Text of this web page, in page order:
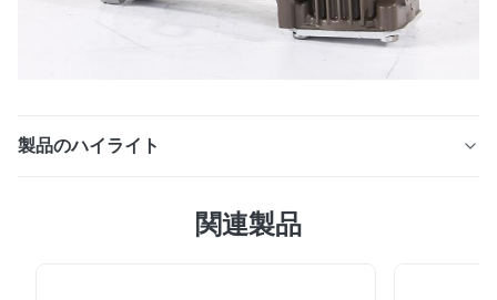
製品のハイライト
機ポンプ2213201604 2213201704のための懸濁液の圧縮
関連製品